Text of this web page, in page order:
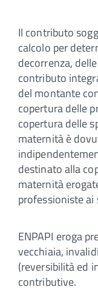
Il contributo
calcolo per
decorrenza,
contributo
del montante
copertura delle
copertura delle
maternità è
destinato alla
maternità
professioniste
ENPAPI eroga
vecchiaia,
(reversibilità ed
contributive.